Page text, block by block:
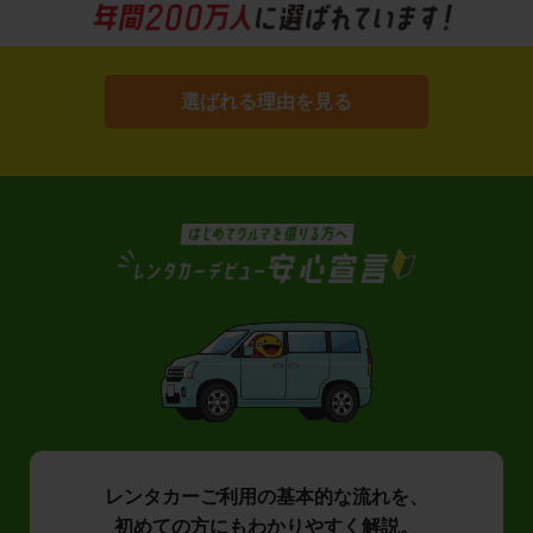
選ばれる理由を見る
レンタカーご利用の基本的な流れを、
初めての方にもわかりやすく解説。